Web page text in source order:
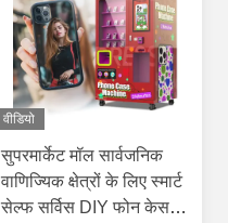
वीडियो
सुपरमार्केट मॉल सार्वजनिक
वाणिज्यिक क्षेत्रों के लिए स्मार्ट
सेल्फ सर्विस DIY फोन केस